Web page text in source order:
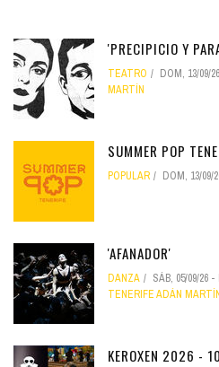
'PRECIPICIO Y
TEATRO DOM, 13/09/26
MARTÍN
SUMMER POP
POPULAR DOM, 13/09/
'AFANADOR'
DANZA SÁB, 05/09/26 -
TENERIFE ADÁN
KEROXEN 2026 -